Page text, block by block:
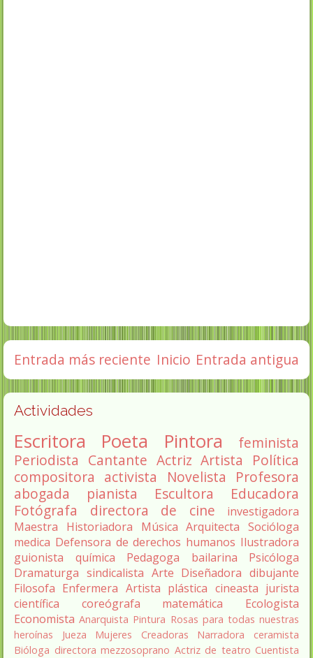
Entrada más reciente Entrada antigua
Inicio
Actividades
Escritora Poeta Pintora
feminista
Periodista Cantante Actriz Artista
Política
compositora activista Novelista
Profesora
abogada
pianista Escultora
Educadora
Fotógrafa
directora de cine
investigadora
Maestra
Historiadora Música Arquitecta Socióloga
medica Defensora de derechos humanos Ilustradora
guionista
química Pedagoga bailarina
Psicóloga
Dramaturga sindicalista Arte Diseñadora dibujante
Filosofa Enfermera Artista plástica cineasta jurista
científica
coreógrafa matemática
Ecologista
Economista Anarquista Pintura Rosas para todas nuestras
heroínas
Jueza Mujeres Creadoras Narradora
ceramista
Bióloga directora mezzosoprano Actriz de teatro Cuentista